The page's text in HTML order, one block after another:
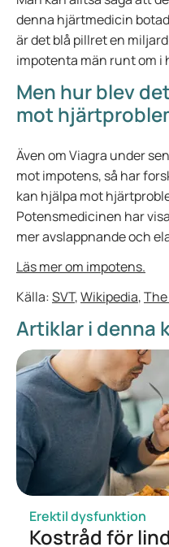
denna hjärtmedicin
är det blå pillret en
impotenta män runt om i
Men hur blev
mot
Även om Viagra under
mot impotens, så har
kan hjälpa mot
Potensmedicinen har
mer avslappnande och
Läs mer om impotens.
Källa:SVT,Wikipedia,
Artiklar i denna
Erektil dysfunktion
Kostråd för